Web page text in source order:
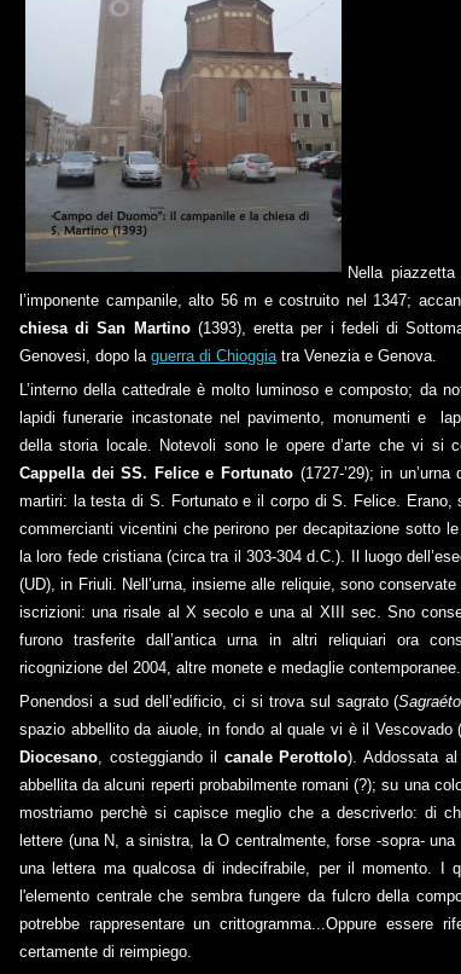
Nella
l’imponente campanile, alto 56 m e costruito nel 1347;
chiesa di San Martino(1393), eretta per i fedeli di
Genovesi, dopo la guerra di Chioggiatra Venezia e Genova.
L’interno della cattedrale è molto luminoso e composto; da
lapidi funerarie incastonate nel pavimento, monumenti e
della storia locale. Notevoli sono le opere d’arte che vi si
Cappella dei SS. Felice e Fortunato (1727-’29); in
martiri: la testa di S. Fortunato e il corpo di S. Felice. Erano,
commercianti vicentini che perirono per decapitazione sotto
la loro fede cristiana (circa tra il 303-304 d.C.). Il luogo
(UD), in Friuli. Nell’urna, insieme alle reliquie, sono conservate
iscrizioni: una risale al X secolo e una al XIII sec. Sno
furono trasferite dall’antica urna in altri reliquiari ora
ricognizione del 2004, altre monete e medaglie
Ponendosi a sud dell’edificio, ci si trova sul sagrato (
spazio abbellito da aiuole, in fondo al quale vi è il Vescovado
Diocesano, costeggiando il canale Perottolo). Addossata
abbellita da alcuni reperti probabilmente romani (?); su una
mostriamo perchè si capisce meglio che a descriverlo: di
lettere (una N, a sinistra, la O centralmente, forse -sopra-
una lettera ma qualcosa di indecifrabile, per il momento. I
l'elemento centrale che sembra fungere da fulcro della
potrebbe rappresentare un crittogramma...Oppure essere
certamente di reimpiego.